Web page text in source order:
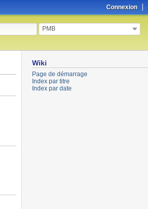
Connexion
PMB
Wiki
Page de démarrage
Index par titre
Index par date